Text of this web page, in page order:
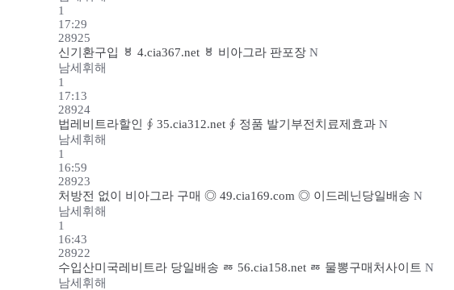
1
17:29
28925
신기환구입 ㅸ 4.cia367.net ㅸ 비아그라 판포장 N
남세휘해
1
17:13
28924
법레비트라할인 ∮ 35.cia312.net ∮ 정품 발기부전치료제효과 N
남세휘해
1
16:59
28923
처방전 없이 비아그라 구매 ◎ 49.cia169.com ◎ 이드레닌당일배송 N
남세휘해
1
16:43
28922
수입산미국레비트라 당일배송 ㅭ 56.cia158.net ㅭ 물뽕구매처사이트 N
남세휘해